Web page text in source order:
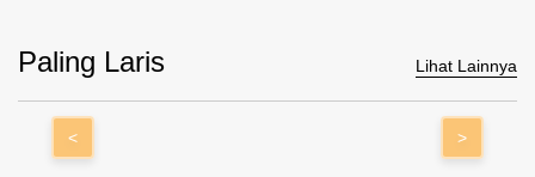
Paling Laris Lihat Lainnya
< >